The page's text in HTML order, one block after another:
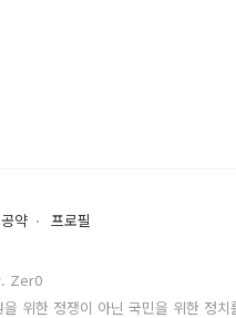
공약 프로필
Zer0
을 위한 정쟁이 아닌 국민을 위한 정치